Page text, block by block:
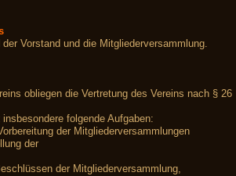
Vorstand und die Mitgliederversammlung.
obliegen die Vertretung des Vereins nach § 26
folgende Aufgaben:
der Mitgliederversammlungen
der
der Mitgliederversammlung,